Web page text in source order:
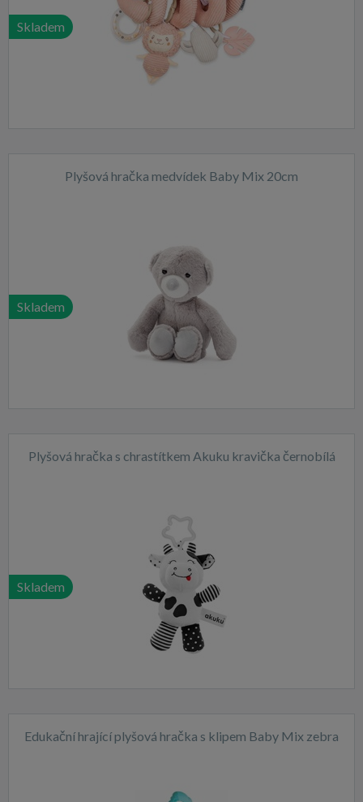
Skladem
Plyšová hračka medvídek Baby Mix 20cm
Skladem
Plyšová hračka s chrastítkem Akuku kravička černobílá
Skladem
Edukační hrající plyšová hračka s klipem Baby Mix zebra